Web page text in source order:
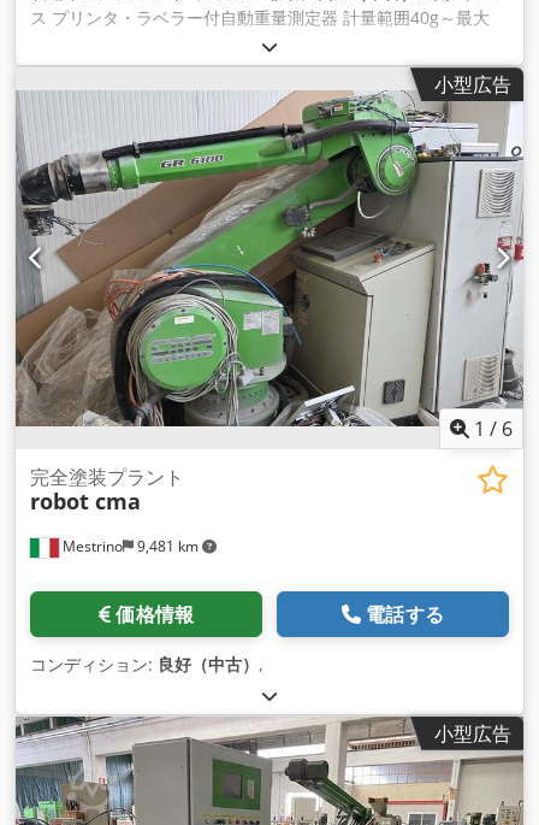
ス プリンタ・ラベラー付自動重量測定器 計量範囲40g～最大
6kg 完全ステンレス製 VWSプリンターラベラー付き、タイプ
LPX R Blow XL、モデルPX4 / 300 現在100mm幅のラベルを使
用中 長さ1700mm、ベルト幅300mm Csdon R Syiopfx Ad Isrf
使用中のマシンのビデオ（要リクエスト 状態良好
小型広告
1 / 6
Mestrino 9,481 km
完全塗装プラント
robot cma
価格情報 電話する
コンディション: 良好（中古） ,
小型広告